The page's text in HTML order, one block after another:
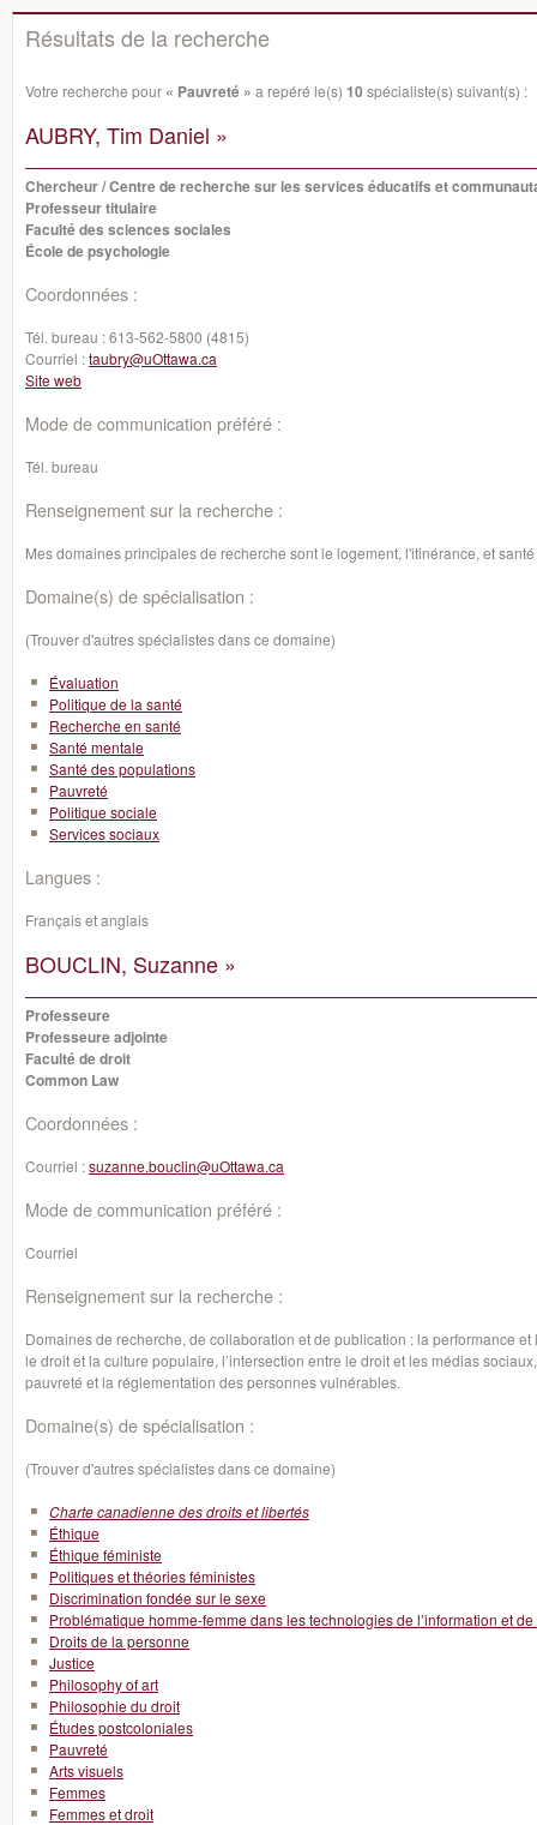
Résultats de la recherche
Votre recherche pour « Pauvreté » a repéré le(s) 10 spécialiste(s) suivant(s) :
AUBRY, Tim Daniel »
Chercheur / Centre de recherche sur les services éducatifs et
Professeur titulaire
Faculté des sciences sociales
École de psychologie
Coordonnées :
Tél. bureau :613-562-5800 (4815)
Courriel :taubry@uOttawa.ca
Site web
Mode de communication préféré :
Tél. bureau
Renseignement sur la recherche :
Mes domaines principales de recherche sont le logement, l'itinérance, et
Domaine(s) de spécialisation :
(Trouver d'autres spécialistes dans ce domaine)
Évaluation
Politique de la santé
Recherche en santé
Santé mentale
Santé des populations
Pauvreté
Politique sociale
Services sociaux
Langues :
Français et anglais
BOUCLIN, Suzanne »
Professeure
Professeure adjointe
Faculté de droit
Common Law
Coordonnées :
Courriel :suzanne.bouclin@uOttawa.ca
Mode de communication préféré :
Courriel
Renseignement sur la recherche :
Domaines de recherche, de collaboration et de publication : la performance
le droit et la culture populaire, l’intersection entre le droit et les médias
pauvreté et la réglementation des personnes vulnérables.
Domaine(s) de spécialisation :
(Trouver d'autres spécialistes dans ce domaine)
Charte canadienne des droits et libertés
Éthique
Éthique féministe
Politiques et théories féministes
Discrimination fondée sur le sexe
Problématique homme-femme dans les technologies de l’information et
Droits de la personne
Justice
Philosophy of art
Philosophie du droit
Études postcoloniales
Pauvreté
Arts visuels
Femmes
Femmes et droit